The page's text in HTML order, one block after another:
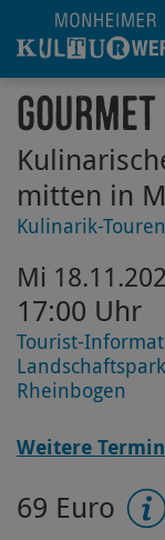
Hauptregion der
mitten in
Kulinarik-Touren
Mi
17:00 Uhr
Tourist-
Landschaftspark
Rheinbogen
Weitere
69 Euro